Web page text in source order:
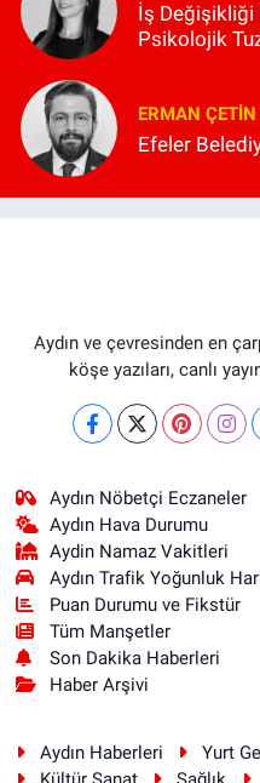
İş Değişikliği
Psikolojik
ERMAN ÇETIN
Efeler
Aydın ve çevresinden en
köşe yazıları, canlı
Aydın Nöbetçi Eczaneler
Aydın Hava Durumu
Aydin Namaz Vakitleri
Aydın Trafik Yoğunluk
Puan Durumu ve Fikstür
Tüm Manşetler
Son Dakika Haberleri
Haber Arşivi
Aydın Haberleri Yurt